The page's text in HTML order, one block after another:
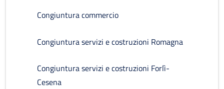
Congiuntura commercio
Congiuntura servizi e costruzioni Romagna
Congiuntura servizi e costruzioni Forlì-
Cesena